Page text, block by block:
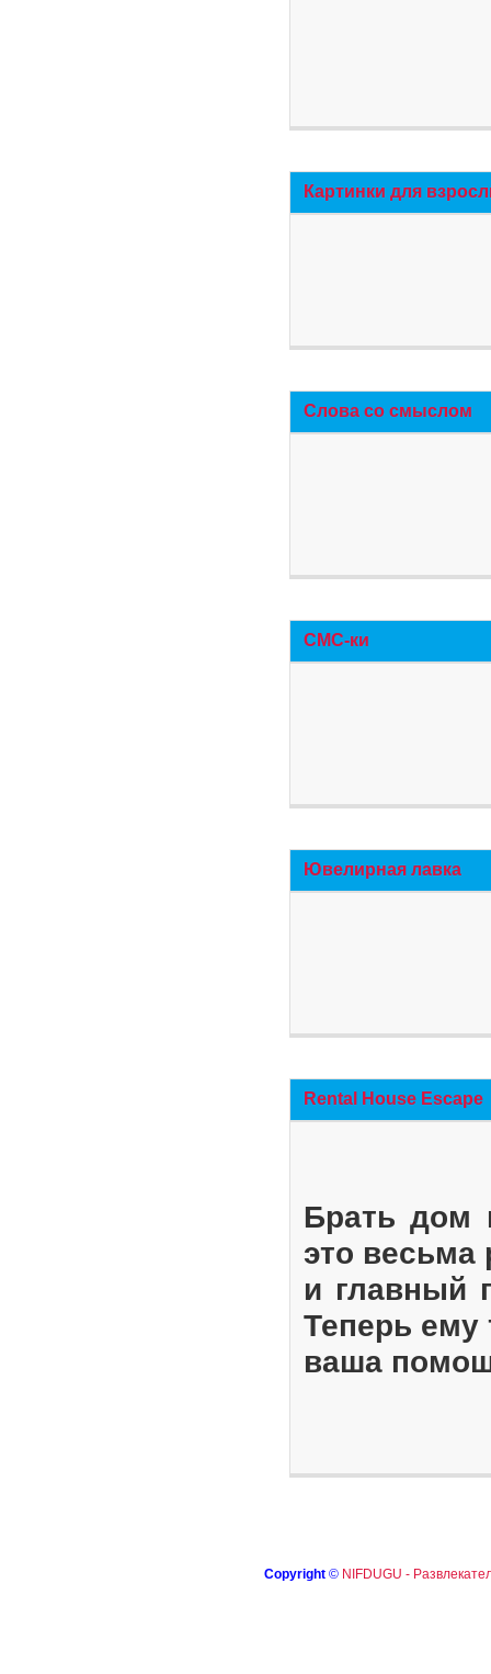
Картинки для
Слова со смыслом
СМС-ки
Ювелирная лавка
Rental House Escape
Брать дом
это весьма
и главный
Теперь ему
ваша
Copyright © NIFDUGU -